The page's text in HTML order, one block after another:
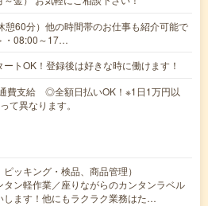
憩60分）他の時間帯のお仕事も紹介可能で
・08:00～17…
ートOK！登録後は好きな時に働けます！
費支給 ◎全額日払いOK！※1日1万円以
て異なります。
ッキング・検品、商品管理）
タン軽作業／座りながらのカンタンラベル
します！他にもラクラク業務はた…